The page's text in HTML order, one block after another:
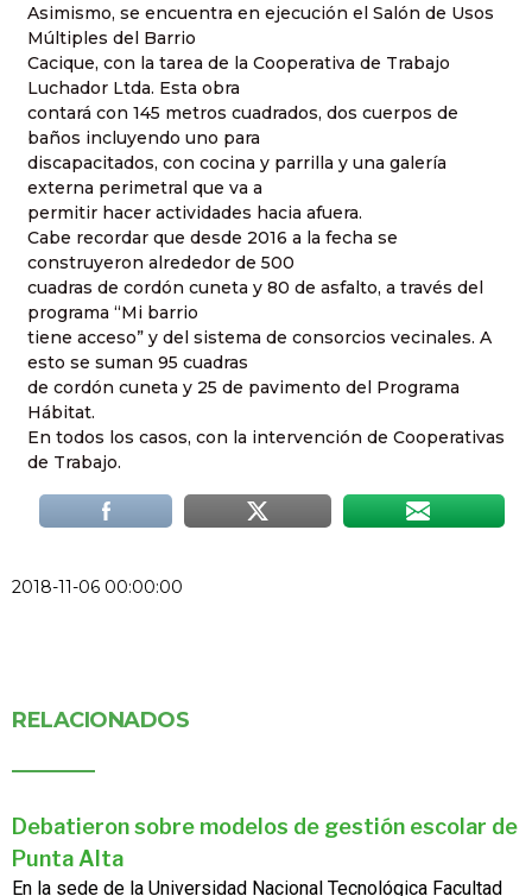
Asimismo, se encuentra en ejecución el Salón de Usos
Múltiples del Barrio
Cacique, con la tarea de la Cooperativa de Trabajo
Luchador Ltda. Esta obra
contará con 145 metros cuadrados, dos cuerpos de
baños incluyendo uno para
discapacitados, con cocina y parrilla y una galería
externa perimetral que va a
permitir hacer actividades hacia afuera.
Cabe recordar que desde 2016 a la fecha se
construyeron alrededor de 500
cuadras de cordón cuneta y 80 de asfalto, a través del
programa “Mi barrio
tiene acceso” y del sistema de consorcios vecinales. A
esto se suman 95 cuadras
de cordón cuneta y 25 de pavimento del Programa
Hábitat.
En todos los casos, con la intervención de Cooperativas
de Trabajo.
2018-11-06 00:00:00
RELACIONADOS
Debatieron sobre modelos de gestión escolar de
Punta Alta
En la sede de la Universidad Nacional Tecnológica Facultad